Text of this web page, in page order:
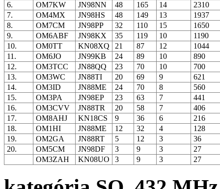
6.
OM7KW JN98NN 48 165 14
2310
7.
OM4MX JN98HS 48 149 13
1937
8.
OM7CM JN98PP 32 110 15
1650
9.
OM6ABF JN98KX 35 119 10
1190
10.
OM0TT KN08XQ 21 87 12
1044
11.
OM6JO JN99KB 24 89 10
890
12.
OM3TCC JN88QQ 23 70 10
700
13.
OM3WC JN88TI 20 69 9
621
14.
OM3ID JN88ME 24 70 8
560
15.
OM3PA JN98EP 23 63 7
441
16.
OM3CVV JN88TR 20 58 7
406
17.
OM8AHJ KN18CS 9 36 6
216
18.
OM1HI JN88ME 12 32 4
128
19.
OM2GA JN88RT 5 12 3
36
20.
OM5CM JN98DF 3 9 3
27
OM3ZAH
KN08UO 3 9 3 27